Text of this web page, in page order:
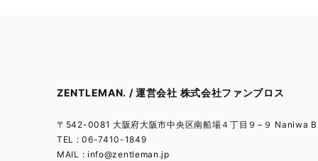
ZENTLEMAN. / 運営会社 株式会社ファンブロス
〒542-0081 大阪府大阪市中央区南船場４丁目９−９ Naniwa
TEL : 06-7410-1849
MAIL : info@zentleman.jp